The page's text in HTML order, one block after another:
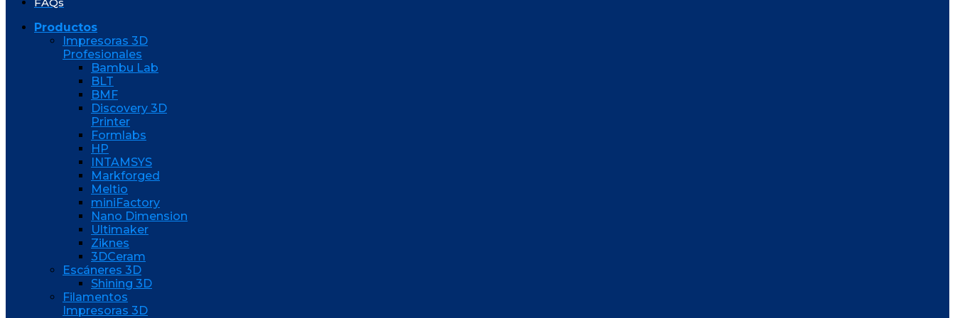
Productos
Impresoras 3D
Profesionales
Bambu Lab
BLT
BMF
Discovery 3D
Printer
Formlabs
HP
INTAMSYS
Markforged
Meltio
miniFactory
Nano Dimension
Ultimaker
Ziknes
3DCeram
Escáneres 3D
Shining 3D
Filamentos
Impresoras 3D